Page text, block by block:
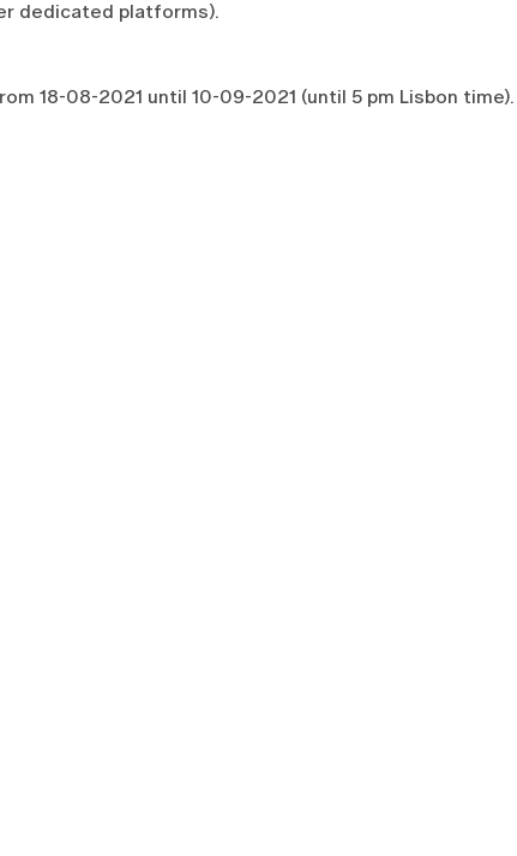
dedicated platforms).
18-08-2021 until 10-09-2021 (until 5 pm Lisbon time).